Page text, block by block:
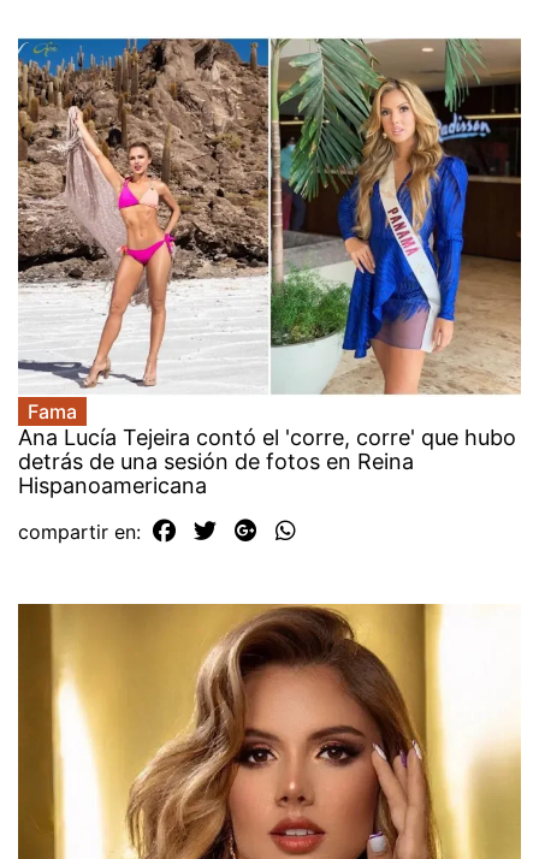
Fama
Ana Lucía Tejeira contó el 'corre, corre' que hubo
detrás de una sesión de fotos en Reina
Hispanoamericana
compartir en: